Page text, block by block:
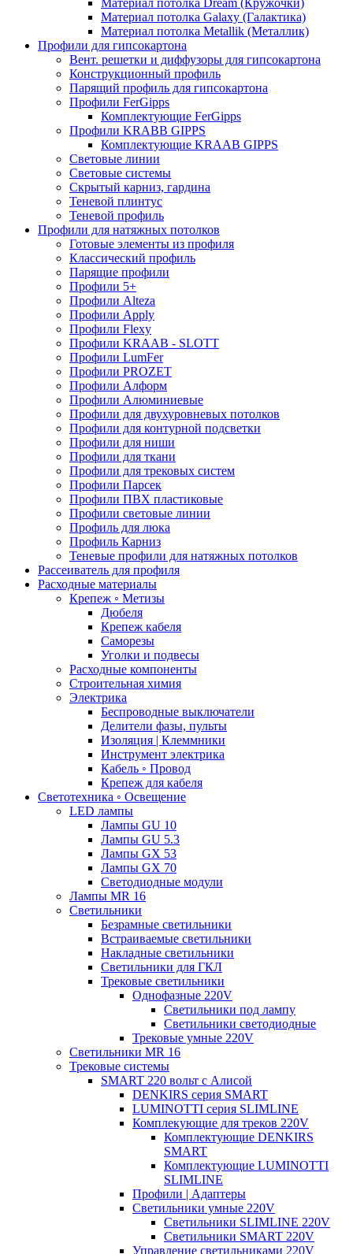
Материал потолка Dream (Кружочки)
Материал потолка Galaxy (Галактика)
Материал потолка Metallik (Металлик)
Профили для гипсокартона
Вент. решетки и диффузоры для гипсокартона
Конструкционный профиль
Парящий профиль для гипсокартона
Профили FerGipps
Комплектующие FerGipps
Профили KRABB GIPPS
Комплектующие KRAAB GIPPS
Световые линии
Световые системы
Скрытый карниз, гардина
Теневой плинтус
Теневой профиль
Профили для натяжных потолков
Готовые элементы из профиля
Классический профиль
Парящие профили
Профили 5+
Профили Alteza
Профили Apply
Профили Flexy
Профили KRAAB - SLOTT
Профили LumFer
Профили PROZET
Профили Алформ
Профили Алюминиевые
Профили для двухуровневых потолков
Профили для контурной подсветки
Профили для ниши
Профили для ткани
Профили для трековых систем
Профили Парсек
Профили ПВХ пластиковые
Профили световые линии
Профиль для люка
Профиль Карниз
Теневые профили для натяжных потолков
Рассеиватель для профиля
Расходные материалы
Крепеж ◦ Метизы
Дюбеля
Крепеж кабеля
Саморезы
Уголки и подвесы
Расходные компоненты
Строительная химия
Электрика
Беспроводные выключатели
Делители фазы, пульты
Изоляция | Клеммники
Инструмент электрика
Кабель ◦ Провод
Крепеж для кабеля
Светотехника ◦ Освещение
LED лампы
Лампы GU 10
Лампы GU 5.3
Лампы GX 53
Лампы GX 70
Светодиодные модули
Лампы MR 16
Светильники
Безрамные светильники
Встраиваемые светильники
Накладные светильники
Светильники для ГКЛ
Трековые светильники
Однофазные 220V
Светильники под лампу
Светильники светодиодные
Трековые умные 220V
Светильники MR 16
Трековые системы
SMART 220 вольт c Алисой
DENKIRS серия SMART
LUMINOTTI серия SLIMLINE
Комплекующие для треков 220V
Комплектующие DENKIRS
SMART
Комплектующие LUMINOTTI
SLIMLINE
Профили | Адаптеры
Светильники умные 220V
Светильники SLIMLINE 220V
Светильники SMART 220V
Управление светильниками 220V